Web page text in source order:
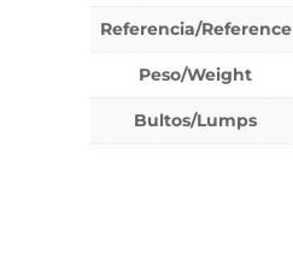
Referencia/Reference
Peso/Weight
Bultos/Lumps